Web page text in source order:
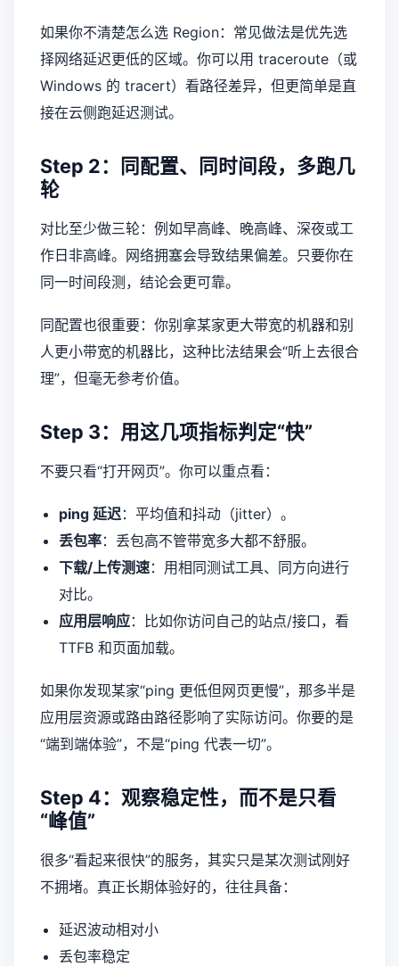
如果你不清楚怎么选 Region：常见做法是优先选
择网络延迟更低的区域。你可以用 traceroute（或
Windows 的 tracert）看路径差异，但更简单是直
接在云侧跑延迟测试。
Step 2：同配置、同时间段，多跑几
轮
对比至少做三轮：例如早高峰、晚高峰、深夜或工
作日非高峰。网络拥塞会导致结果偏差。只要你在
同一时间段测，结论会更可靠。
同配置也很重要：你别拿某家更大带宽的机器和别
人更小带宽的机器比，这种比法结果会“听上去很合
理”，但毫无参考价值。
Step 3：用这几项指标判定“快”
不要只看“打开网页”。你可以重点看：
ping 延迟：平均值和抖动（jitter）。
丢包率：丢包高不管带宽多大都不舒服。
下载/上传测速：用相同测试工具、同方向进行
对比。
应用层响应：比如你访问自己的站点/接口，看
TTFB 和页面加载。
如果你发现某家“ping 更低但网页更慢”，那多半是
应用层资源或路由路径影响了实际访问。你要的是
“端到端体验”，不是“ping 代表一切”。
Step 4：观察稳定性，而不是只看
“峰值”
很多“看起来很快”的服务，其实只是某次测试刚好
不拥堵。真正长期体验好的，往往具备：
延迟波动相对小
丢包率稳定